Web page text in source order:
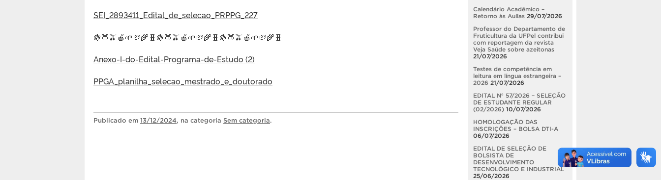
SEI_2893411_Edital_de_selecao_PRPPG_227
🍇🍑🫒🍎🌱🥔🌾🧬🍇🍑🫒🍎🌱🥔🌾🧬🍇🍑🫒🍎🌱🥔🌾🧬
Anexo-I-do-Edital-Programa-de-Estudo (2)
PPGA_planilha_selecao_mestrado_e_doutorado
Publicado em 13/12/2024, na categoria Sem categoria.
Calendário Acadêmico –
Retorno às Aullas 29/07/2026
Professor do Departamento de
Fruticultura da UFPel contribui
com reportagem da revista
Veja Saúde sobre azeitonas
21/07/2026
Testes de competência em
leitura em língua estrangeira –
2026 21/07/2026
EDITAL Nº 57/2026 – SELEÇÃO
DE ESTUDANTE REGULAR
(02/2026) 10/07/2026
HOMOLOGAÇÃO DAS
INSCRIÇÕES – BOLSA DTI-A
06/07/2026
EDITAL DE SELEÇÃO DE
BOLSISTA DE
DESENVOLVIMENTO
TECNOLÓGICO E INDUSTRIAL
25/06/2026